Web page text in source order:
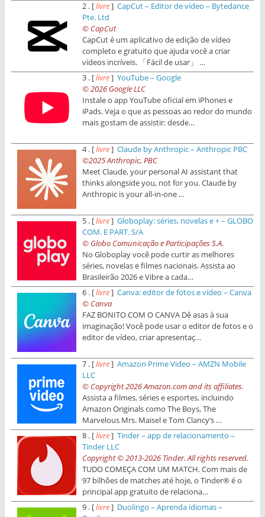
2 . [livre] CapCut – Editor de vídeo – Bytedance
Pte. Ltd
© CapCut
CapCut é um aplicativo de edição de vídeo
completo e gratuito que ajuda você a criar
vídeos incríveis. 「Fácil de usar」 …
3 . [livre] YouTube – Google
© 2026 Google LLC
Instale o app YouTube oficial em iPhones e
iPads. Veja o que as pessoas ao redor do mundo
mais gostam de assistir: desde…
4 . [livre] Claude by Anthropic – Anthropic PBC
©2025 Anthropic, PBC
Meet Claude, your personal AI assistant that
thinks alongside you, not for you. Claude by
Anthropic is your all-in-one …
5 . [livre] Globoplay: séries, novelas e + – GLOBO
COM. E PART. S/A
© Globo Comunicação e Participações S.A.
No Globoplay você pode curtir as melhores
séries, novelas e filmes nacionais. Assista ao
Brasileirão 2026 e Vibre a cada…
6 . [livre] Canva: editor de fotos e vídeo – Canva
© Canva
FAZ BONITO COM O CANVA Dê asas à sua
imaginação! Você pode usar o editor de fotos e o
editor de vídeo, criar apresentaç…
7 . [livre] Amazon Prime Video – AMZN Mobile
LLC
© Copyright 2026 Amazon.com and its affiliates.
Assista a filmes, séries e esportes, incluindo
Amazon Originals como The Boys, The
Marvelous Mrs. Maisel e Tom Clancy’s …
8 . [livre] Tinder – app de relacionamento –
Tinder LLC
Copyright © 2013-2026 Tinder. All rights reserved.
TUDO COMEÇA COM UM MATCH. Com mais de
97 bilhões de matches até hoje, o Tinder® é o
principal app gratuito de relaciona…
9 . [livre] Duolingo – Aprenda idiomas –